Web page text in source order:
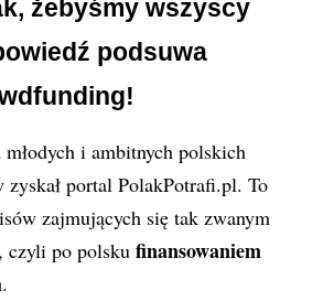
żebyśmy wszyscy
podsuwa
i ambitnych polskich
portal PolakPotrafi.pl. To
zajmujących się tak zwanym
, czyli po polsku finansowaniem
.